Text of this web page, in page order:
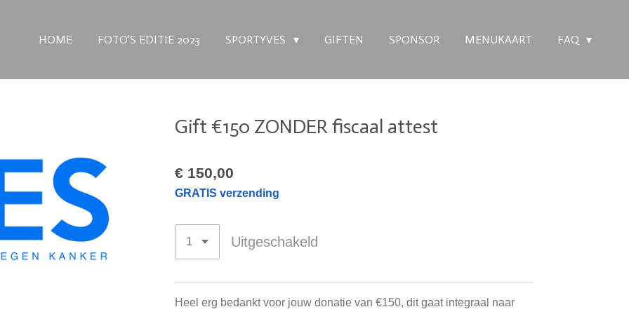
HOME FOTO'S EDITIE 2023 SPORTYVES GIFTEN SPONSOR MENUKAART FAQ
Gift €150 ZONDER fiscaal attest
€ 150,00
GRATIS verzending
Uitgeschakeld
Heel erg bedankt voor jouw donatie van €150, dit gaat integraal naar